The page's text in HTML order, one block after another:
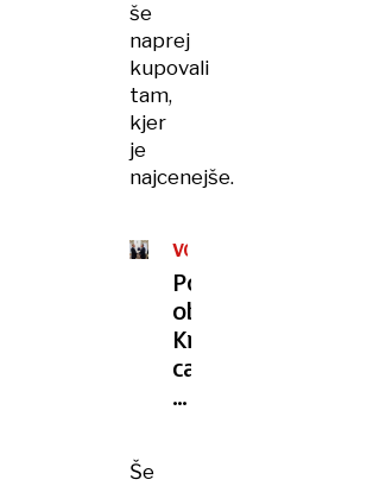
še
naprej
kupovali
tam,
kjer
je
najcenejše.
VOJNA
V
UKRAJINI
Po
obisku
Kremlja
carine
za
Še